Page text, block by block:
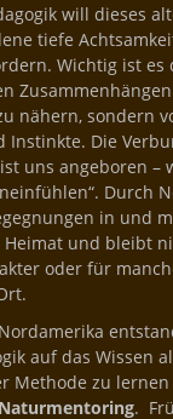
will dieses
tiefe
Wichtig ist es
nähern, sondern
Instinkte. Die
uns angeboren –
Durch
in und
Heimat und bleibt
oder für
auf das Wissen
Methode zu lernen
Naturmentoring.